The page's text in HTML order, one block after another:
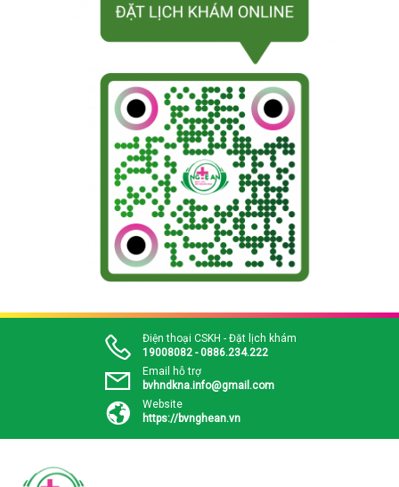
Điện thoại CSKH - Đặt lịch khám
19008082 - 0886.234.222
Email hỗ trợ
bvhndkna.info@gmail.com
Website
https://bvnghean.vn